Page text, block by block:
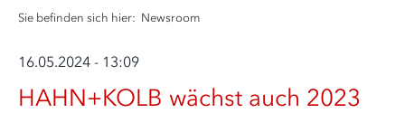
Sie befinden sich hier: Newsroom
16.05.2024 - 13:09
HAHN+KOLB wächst auch 2023